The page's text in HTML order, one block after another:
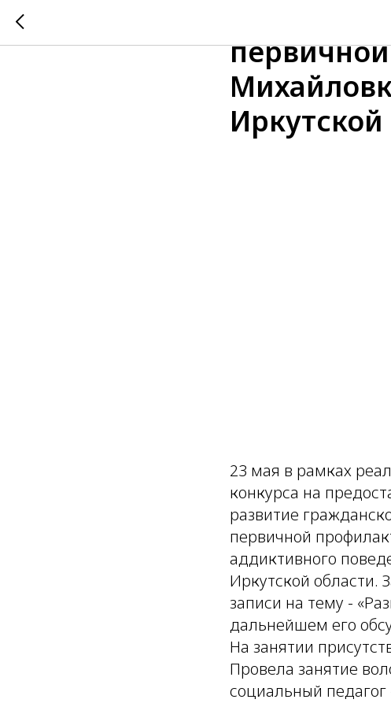
23 мая в
23 мая в рамках
конкурса на
развитие
первичной
аддиктивного
Иркутской области.
записи на тему -
дальнейшем его
На занятии
Провела занятие
социальный